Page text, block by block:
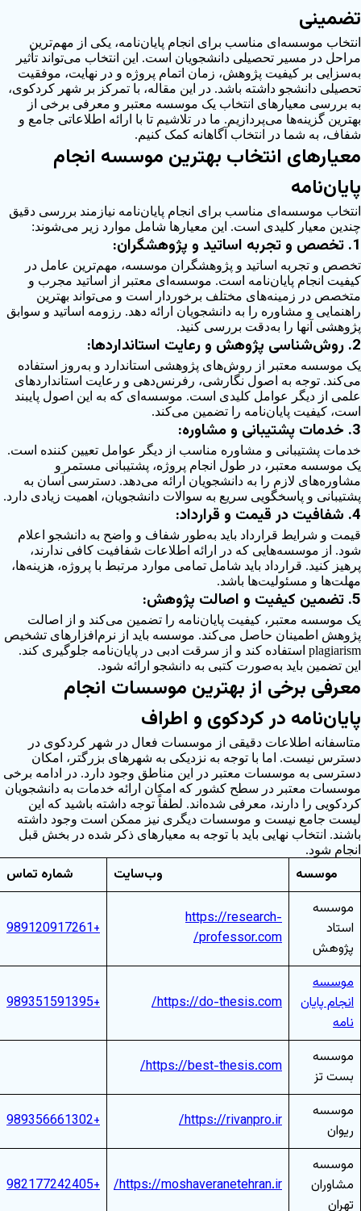
تضمینی
انتخاب موسسه‌ای مناسب برای انجام پایان‌نامه، یکی از مهم‌ترین
مراحل در مسیر تحصیلی دانشجویان است. این انتخاب می‌تواند تأثیر
به‌سزایی بر کیفیت پژوهش، زمان اتمام پروژه و در نهایت، موفقیت
تحصیلی دانشجو داشته باشد. در این مقاله، با تمرکز بر شهر کردکوی،
به بررسی معیارهای انتخاب یک موسسه معتبر و معرفی برخی از
بهترین گزینه‌ها می‌پردازیم. ما در تلاشیم تا با ارائه اطلاعاتی جامع و
شفاف، به شما در انتخاب آگاهانه کمک کنیم.
معیارهای انتخاب بهترین موسسه انجام
پایان‌نامه
انتخاب موسسه‌ای مناسب برای انجام پایان‌نامه نیازمند بررسی دقیق
چندین معیار کلیدی است. این معیارها شامل موارد زیر می‌شوند:
1. تخصص و تجربه اساتید و پژوهشگران:
تخصص و تجربه اساتید و پژوهشگران موسسه، مهم‌ترین عامل در
کیفیت انجام پایان‌نامه است. موسسه‌ای معتبر از اساتید مجرب و
متخصص در زمینه‌های مختلف برخوردار است و می‌تواند بهترین
راهنمایی و مشاوره را به دانشجویان ارائه دهد. رزومه اساتید و سوابق
پژوهشی آنها را به‌دقت بررسی کنید.
2. روش‌شناسی پژوهش و رعایت استانداردها:
یک موسسه معتبر از روش‌های پژوهشی استاندارد و به‌روز استفاده
می‌کند. توجه به اصول نگارشی، رفرنس‌دهی و رعایت استانداردهای
علمی از دیگر عوامل کلیدی است. موسسه‌ای که به این اصول پایبند
است، کیفیت پایان‌نامه را تضمین می‌کند.
3. خدمات پشتیبانی و مشاوره:
خدمات پشتیبانی و مشاوره مناسب از دیگر عوامل تعیین کننده است.
یک موسسه معتبر، در طول انجام پروژه، پشتیبانی مستمر و
مشاوره‌های لازم را به دانشجویان ارائه می‌دهد. دسترسی آسان به
پشتیبانی و پاسخگویی سریع به سوالات دانشجویان، اهمیت زیادی دارد.
4. شفافیت در قیمت و قرارداد:
قیمت و شرایط قرارداد باید به‌طور شفاف و واضح به دانشجو اعلام
شود. از موسسه‌هایی که در ارائه اطلاعات شفافیت کافی ندارند،
پرهیز کنید. قرارداد باید شامل تمامی موارد مرتبط با پروژه، هزینه‌ها،
مهلت‌ها و مسئولیت‌ها باشد.
5. تضمین کیفیت و اصالت پژوهش:
یک موسسه معتبر، کیفیت پایان‌نامه را تضمین می‌کند و از اصالت
پژوهش اطمینان حاصل می‌کند. موسسه باید از نرم‌افزارهای تشخیص
plagiarism استفاده کند و از سرقت ادبی در پایان‌نامه جلوگیری کند.
این تضمین باید به‌صورت کتبی به دانشجو ارائه شود.
معرفی برخی از بهترین موسسات انجام
پایان‌نامه در کردکوی و اطراف
متاسفانه اطلاعات دقیقی از موسسات فعال در شهر کردکوی در
دسترس نیست. اما با توجه به نزدیکی به شهرهای بزرگتر، امکان
دسترسی به موسسات معتبر در این مناطق وجود دارد. در ادامه برخی
موسسات معتبر در سطح کشور که امکان ارائه خدمات به دانشجویان
کردکویی را دارند، معرفی شده‌اند. لطفاً توجه داشته باشید که این
لیست جامع نیست و موسسات دیگری نیز ممکن است وجود داشته
باشند. انتخاب نهایی باید با توجه به معیارهای ذکر شده در بخش قبل
انجام شود.
موسسه وب‌سایت
شماره تماس
موسسه
استاد
پژوهش
https://research-
professor.com/
+989120917261
موسسه
انجام پایان
نامه
https://do-thesis.com/
+989351591395
موسسه
بست تز
https://best-thesis.com/
موسسه
ریوان
https://rivanpro.ir/
+989356661302
موسسه
مشاوران
تهران
https://moshaveranetehran.ir/
+982177242405